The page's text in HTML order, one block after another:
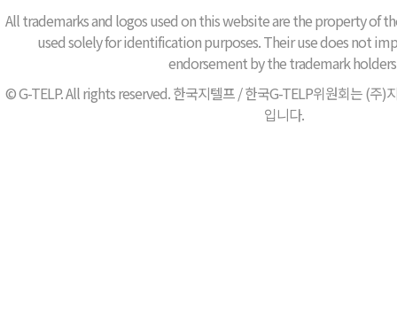
All trademarks and logos used on this website are the property of
used solely for identification purposes. Their use does not
endorsement by the trademark
© G-TELP. All rights reserved. 한국지텔프 / 한국G-TELP위원회는 (주)
입니다.